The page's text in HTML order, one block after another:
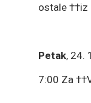
ostale ††iz
Petak, 24.
7:00 Za